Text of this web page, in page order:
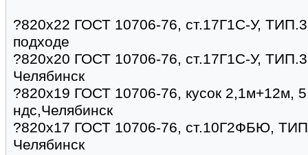
?820х22 ГОСТ 10706-76, ст.17Г1С-У,
подходе
?820х20 ГОСТ 10706-76, ст.17Г1С-У,
Челябинск
?820х19 ГОСТ 10706-76, кусок 2,1м+12м,
ндс,Челябинск
?820х17 ГОСТ 10706-76, ст.10Г2ФБЮ,
Челябинск